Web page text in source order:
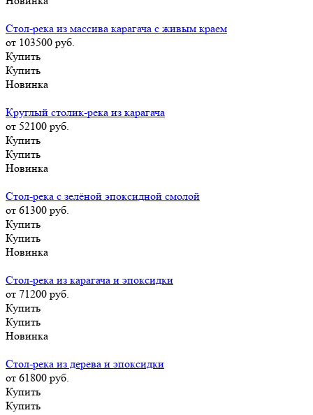
Стол-река из массива карагача с живым краем
от 103500 руб.
Купить
Купить
Новинка
Круглый столик-река из карагача
от 52100 руб.
Купить
Купить
Новинка
Стол-река с зелёной эпоксидной смолой
от 61300 руб.
Купить
Купить
Новинка
Стол-река из карагача и эпоксидки
от 71200 руб.
Купить
Купить
Новинка
Стол-река из дерева и эпоксидки
от 61800 руб.
Купить
Купить